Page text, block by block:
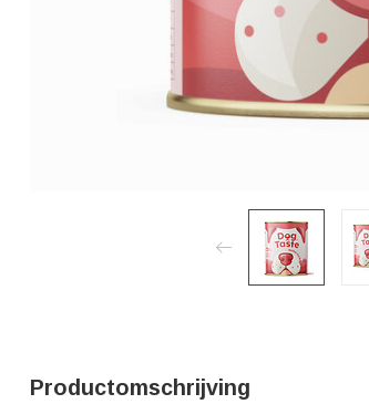
Productomschrijving